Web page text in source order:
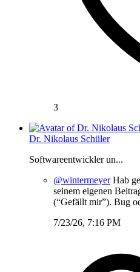
3
Dr. Nikolaus Schüler
Softwareentwickler un...
@wintermeyerHab
seinem eigenen
(“Gefällt mir”). Bug
7/23/26, 7:16 PM